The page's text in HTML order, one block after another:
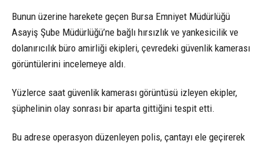
Bunun üzerine harekete geçen Bursa Emniyet Müdürlüğü
Asayiş Şube Müdürlüğü’ne bağlı hırsızlık ve yankesicilik ve
dolanırıcılık büro amirliği ekipleri, çevredeki güvenlik kamerası
görüntülerini incelemeye aldı.
Yüzlerce saat güvenlik kamerası görüntüsü izleyen ekipler,
şüphelinin olay sonrası bir aparta gittiğini tespit etti.
Bu adrese operasyon düzenleyen polis, çantayı ele geçirerek